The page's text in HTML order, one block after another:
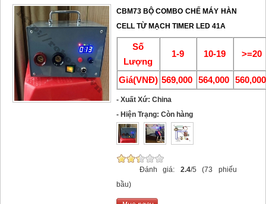
CBM73 BỘ COMBO CHẾ MÁY HÀN
CELL TỪ MẠCH TIMER LED 41A
Số
Lượng
1-9 10-19 >=20
Giá(VNĐ) 569,000 564,000
- Xuất Xứ: China
- Hiện Trạng: Còn hàng
Đánh giá: 2.4/5 (73 phiếu
bầu)